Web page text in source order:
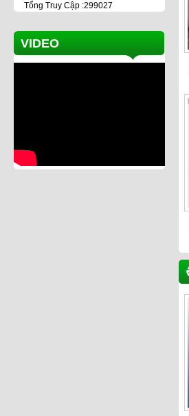
Tổng Truy Cập :299027
VIDEO